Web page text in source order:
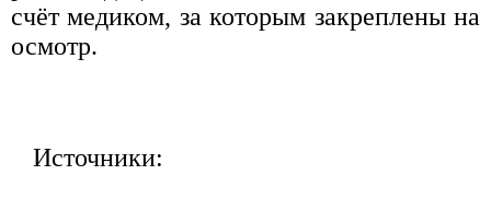
счёт медиком, за которым закреплены на
осмотр.
Источники: